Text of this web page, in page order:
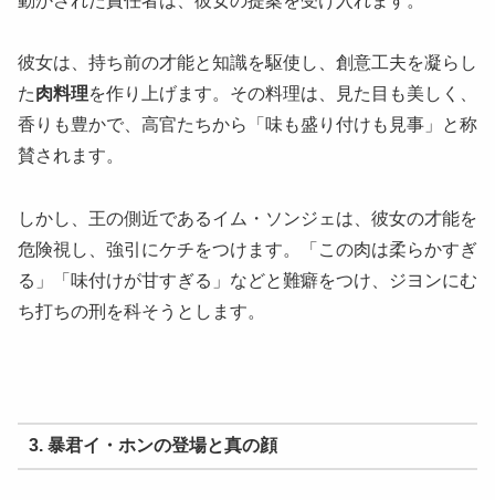
彼女は、持ち前の才能と知識を駆使し、創意工夫を凝らし
た肉料理を作り上げます。その料理は、見た目も美しく、
香りも豊かで、高官たちから「味も盛り付けも見事」と称
賛されます。
しかし、王の側近であるイム・ソンジェは、彼女の才能を
危険視し、強引にケチをつけます。「この肉は柔らかすぎ
る」「味付けが甘すぎる」などと難癖をつけ、ジヨンにむ
ち打ちの刑を科そうとします。
3. 暴君イ・ホンの登場と真の顔